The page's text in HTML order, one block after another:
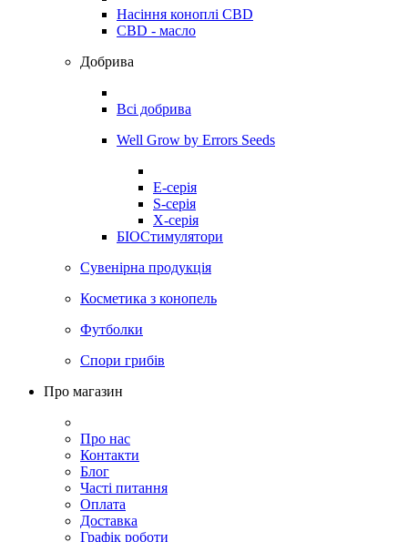
Насіння коноплі CBD
CBD - масло
Добрива
Всі добрива
Well Grow by Errors Seeds
E-серія
S-серія
X-серія
БІОСтимулятори
Сувенірна продукція
Косметика з конопель
Футболки
Спори грибів
Про магазин
Про нас
Контакти
Блог
Часті питання
Оплата
Доставка
Графік роботи